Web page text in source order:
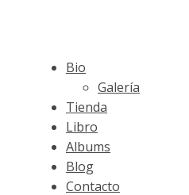
Bio
Galería
Tienda
Libro
Albums
Blog
Contacto